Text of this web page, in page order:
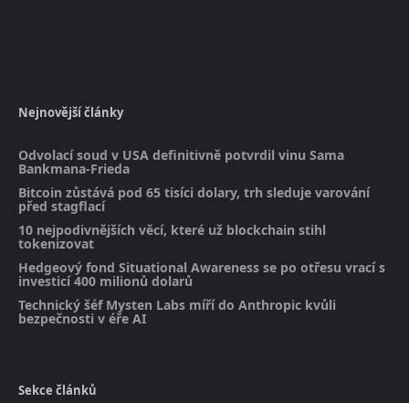
Nejnovější články
Odvolací soud v USA definitivně potvrdil vinu Sama
Bankmana-Frieda
Bitcoin zůstává pod 65 tisíci dolary, trh sleduje varování
před stagflací
10 nejpodivnějších věcí, které už blockchain stihl
tokenizovat
Hedgeový fond Situational Awareness se po otřesu vrací s
investicí 400 milionů dolarů
Technický šéf Mysten Labs míří do Anthropic kvůli
bezpečnosti v éře AI
Sekce článků